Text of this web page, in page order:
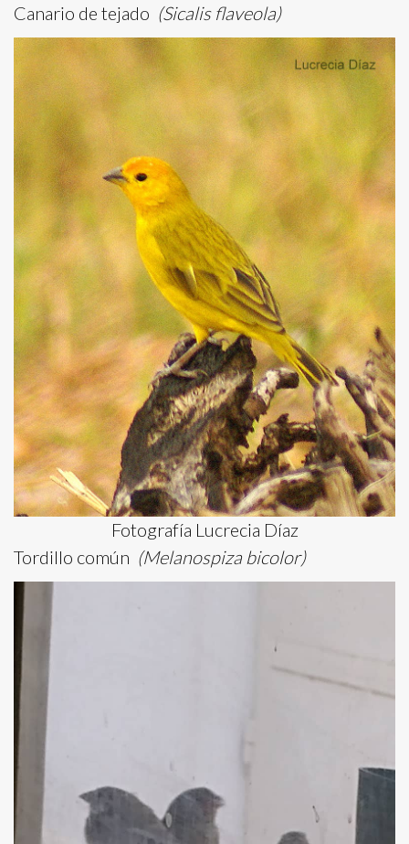
Canario de tejado (Sicalis flaveola)
Fotografía Lucrecia Díaz
Tordillo común (Melanospiza bicolor)